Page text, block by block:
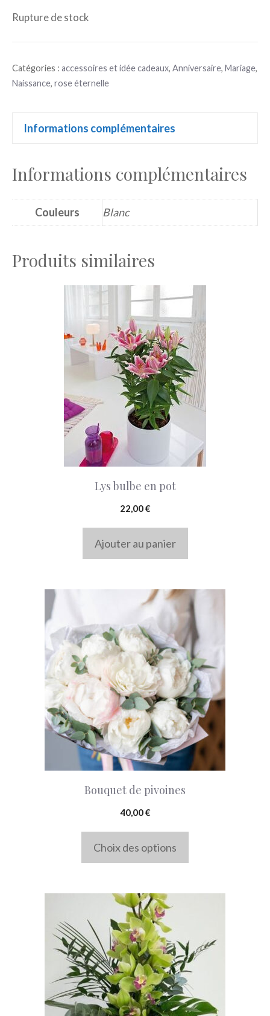
Rupture de stock
Catégories : accessoires et idée cadeaux, Anniversaire, Mariage,
Naissance, rose éternelle
Informations complémentaires
Informations complémentaires
Couleurs Blanc
Produits similaires
Lys bulbe en pot
22,00€
Ajouter au panier
Bouquet de pivoines
40,00€
Choix des options
plusieurs
variations.
options
peuvent
choisies
variations.